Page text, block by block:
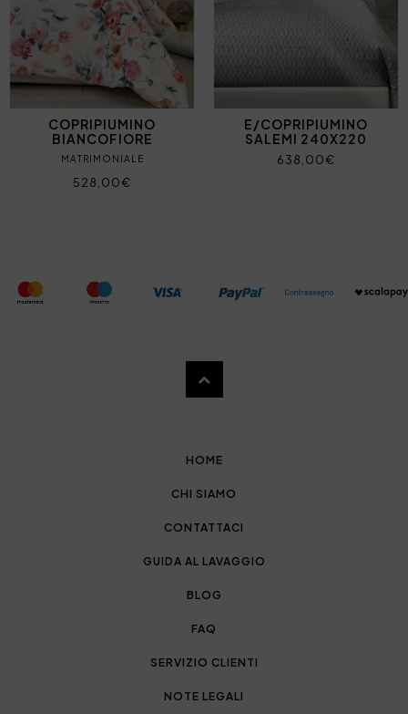
COPRIPIUMINO
BIANCOFIORE
MATRIMONIALE
528,00€
E/COPRIPIUMINO
SALEMI 240X220
638,00€
HOME
CHI SIAMO
CONTATTACI
GUIDA AL LAVAGGIO
BLOG
FAQ
SERVIZIO CLIENTI
NOTE LEGALI